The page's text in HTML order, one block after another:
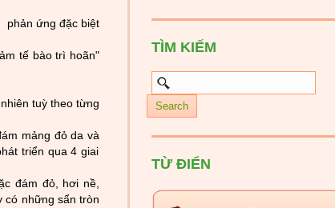
phản ứng đặc biệt
tế bào trì hoãn"
tuỳ theo từng
mảng đỏ da và
triển qua 4 giai
đám đỏ, hơi nề,
có những sẩn tròn
TÌM KIẾM
TỪ ĐIỂN